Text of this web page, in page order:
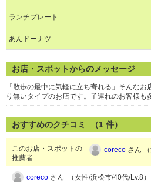
ランチプレート
あんドーナツ
お店・スポットからのメッセージ
「散歩の最中に気軽に立ち寄れる」そんな
り無いタイプのお店です。子連れのお客様
おすすめのクチコミ （1 件）
このお店・スポットの
推薦者
coreco さん
coreco さん （女性/浜松市/40代/Lv.8）